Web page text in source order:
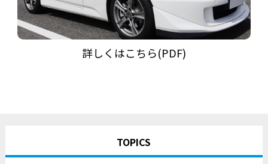
詳しくはこちら(PDF)
TOPICS